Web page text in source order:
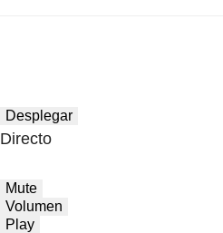
Desplegar
Directo
Mute
Volumen
Play